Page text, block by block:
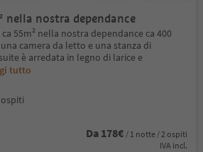
nella nostra dependance
55m² nella nostra dependance ca 400
camera da letto e una stanza di
è arredata in legno di larice e
tutto
ospiti
Da 178€ / 1 notte / 2 ospiti
IVA incl.